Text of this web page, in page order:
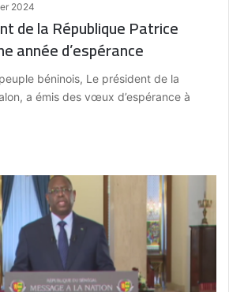
2024
de la République Patrice
année d’espérance
béninois, Le président de la
a émis des vœux d’espérance à